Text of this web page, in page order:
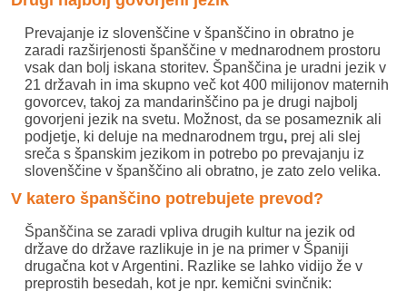
Prevajanje iz slovenščine v španščino in obratno je
zaradi razširjenosti španščine v mednarodnem prostoru
vsak dan bolj iskana storitev. Španščina je uradni jezik v
21 državah in ima skupno več kot 400 milijonov maternih
govorcev, takoj za mandarinščino pa je drugi najbolj
govorjeni jezik na svetu. Možnost, da se posameznik ali
podjetje, ki deluje na mednarodnem trgu, prej ali slej
sreča s španskim jezikom in potrebo po prevajanju iz
slovenščine v španščino ali obratno, je zato zelo velika.
V katero španščino potrebujete prevod?
Španščina se zaradi vpliva drugih kultur na jezik od
države do države razlikuje in je na primer v Španiji
drugačna kot v Argentini. Razlike se lahko vidijo že v
preprostih besedah, kot je npr. kemični svinčnik: